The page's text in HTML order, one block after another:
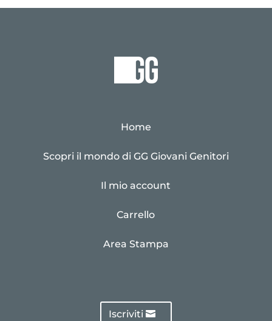
Home
Scopri il mondo di GG Giovani Genitori
Il mio account
Carrello
Area Stampa
Iscriviti